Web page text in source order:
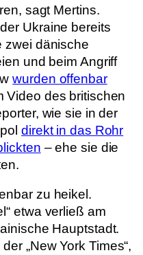
sagt Mertins.
Ukraine bereits
zwei dänische
und beim Angriff
wurden offenbar
Video des britischen
wie sie in der
direkt in das Rohr
– ehe sie die
zu heikel.
etwa verließ am
Hauptstadt.
„New York Times“,